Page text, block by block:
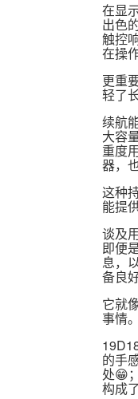
在显
出色
触控
在操
更重
轻了
续航
大容
重度
器，
这种
能提
谈及
即便
息，
备良
它就
事情。
的手
处😁
构成